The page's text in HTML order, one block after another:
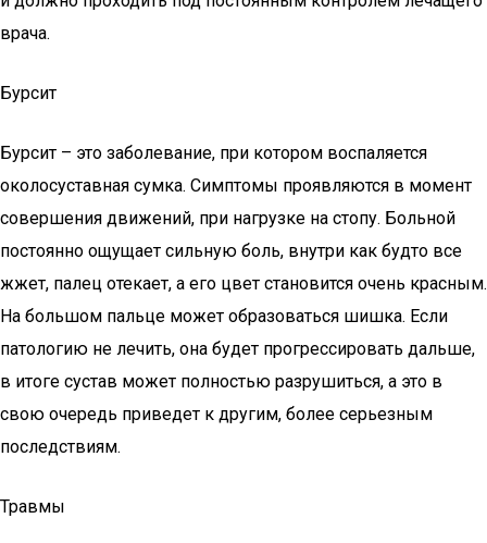
врача.
Бурсит
Бурсит – это заболевание, при котором воспаляется
околосуставная сумка. Симптомы проявляются в момент
совершения движений, при нагрузке на стопу. Больной
постоянно ощущает сильную боль, внутри как будто все
жжет, палец отекает, а его цвет становится очень красным.
На большом пальце может образоваться шишка. Если
патологию не лечить, она будет прогрессировать дальше,
в итоге сустав может полностью разрушиться, а это в
свою очередь приведет к другим, более серьезным
последствиям.
Травмы